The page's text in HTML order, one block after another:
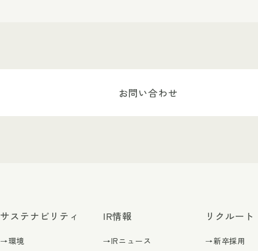
お問い合わせ
サステナビリティ
→環境
IR情報
→IRニュース
リクルート
→新卒採用